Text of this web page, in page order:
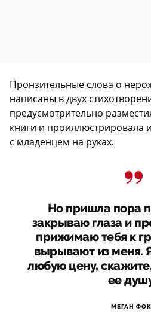
Пронзительные слова о
написаны в двух
предусмотрительно
книги и проиллюстрировала
с младенцем на руках.
Но пришла пора
закрываю глаза и
прижимаю тебя к
вырывают из меня.
любую цену,
ее
МЕГАН